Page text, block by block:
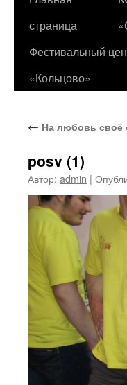
страница
Фестивальный
«Кольцово»
← На любовь своё
posv (1)
Автор: admin |